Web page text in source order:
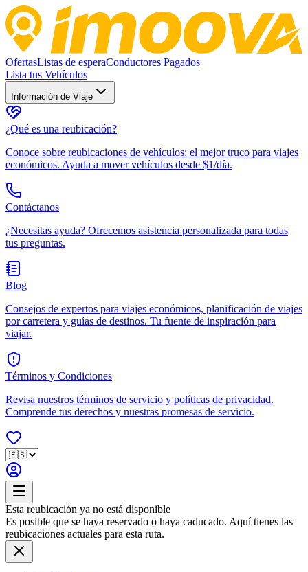
OfertasListas de esperaConductores Pagados
Lista tus Vehículos
Información de Viaje
¿Qué es una reubicación?
Conoce sobre reubicaciones de vehículos: el mejor truco para viajes
económicos. Ayuda a mover vehículos desde $1/día.
Contáctanos
¿Necesitas ayuda? Ofrecemos asistencia personalizada para todas
tus preguntas.
Blog
Consejos de expertos para viajes económicos, planificación de viajes
por carretera y guías de destinos. Tu fuente de inspiración para
viajar.
Términos y Condiciones
Revisa nuestros términos de servicio y políticas de privacidad.
Comprende tus derechos y nuestras promesas de servicio.
Esta reubicación ya no está disponible
Es posible que se haya reservado o haya caducado. Aquí tienes las
reubicaciones actuales para esta ruta.